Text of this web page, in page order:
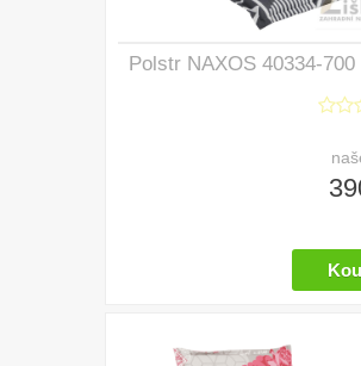
Polstr NAXOS 40334-